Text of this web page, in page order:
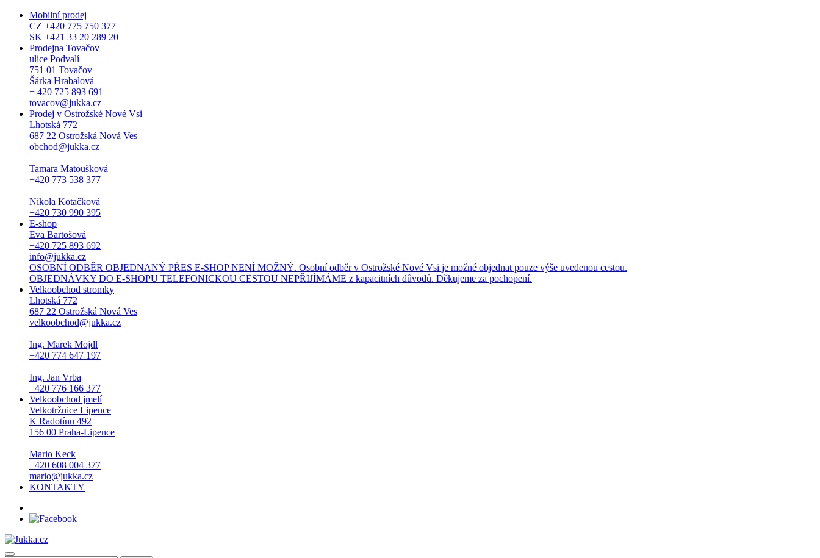
Mobilní prodej
CZ +420 775 750 377
SK +421 33 20 289 20
Prodejna Tovačov
ulice Podvalí
751 01 Tovačov
Šárka Hrabalová
+ 420 725 893 691
tovacov@jukka.cz
Prodej v Ostrožské Nové Vsi
Lhotská 772
687 22 Ostrožská Nová Ves
obchod@jukka.cz
Tamara Matoušková
+420 773 538 377
Nikola Kotačková
+420 730 990 395
E-shop
Eva Bartošová
+420 725 893 692
info@jukka.cz
OSOBNÍ ODBĚR OBJEDNANÝ PŘES E-SHOP NENÍ MOŽNÝ. Osobní odběr v Ostrožské Nové Vsi je možné objednat pouze výše uvedenou cestou.
OBJEDNÁVKY DO E-SHOPU TELEFONICKOU CESTOU NEPŘIJÍMÁME z kapacitních důvodů. Děkujeme za pochopení.
Velkoobchod stromky
Lhotská 772
687 22 Ostrožská Nová Ves
velkoobchod@jukka.cz
Ing. Marek Mojdl
+420 774 647 197
Ing. Jan Vrba
+420 776 166 377
Velkoobchod jmelí
Velkotržnice Lipence
K Radotínu 492
156 00 Praha-Lipence
Mario Keck
+420 608 004 377
mario@jukka.cz
KONTAKTY